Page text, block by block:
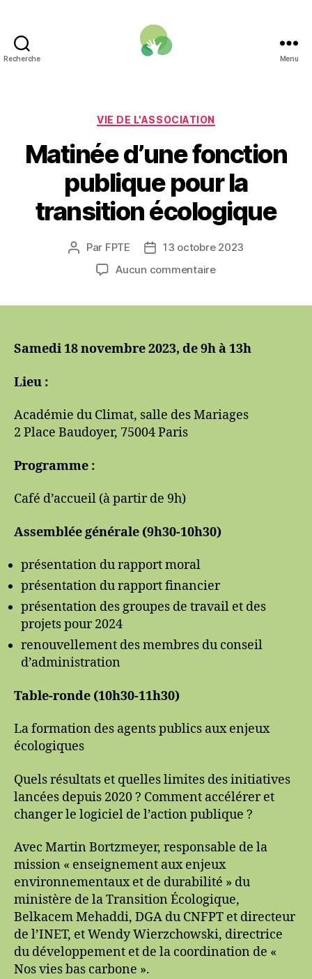
Recherche
pour
transition
écologique
Menu
Catégories
VIE DE L'ASSOCIATION
Matinée d’une fonction
publique pour la
transition écologique
Auteur
l’article
Par FPTE
Date13 octobre 2023
Aucun commentairesur
pour
Samedi 18 novembre 2023, de 9h à 13h
Lieu :
Académie du Climat, salle des Mariages
2 Place Baudoyer, 75004 Paris
Programme :
Café d’accueil (à partir de 9h)
Assemblée générale (9h30-10h30)
présentation du rapport moral
présentation du rapport financier
présentation des groupes de travail et des
projets pour 2024
renouvellement des membres du conseil
d’administration
Table-ronde (10h30-11h30)
La formation des agents publics aux enjeux
écologiques
Quels résultats et quelles limites des initiatives
lancées depuis 2020 ? Comment accélérer et
changer le logiciel de l’action publique ?
Avec Martin Bortzmeyer, responsable de la
mission « enseignement aux enjeux
environnementaux et de durabilité » du
ministère de la Transition Écologique,
Belkacem Mehaddi, DGA du CNFPT et directeur
de l’INET, et Wendy Wierzchowski, directrice
du développement et de la coordination de «
Nos vies bas carbone ».